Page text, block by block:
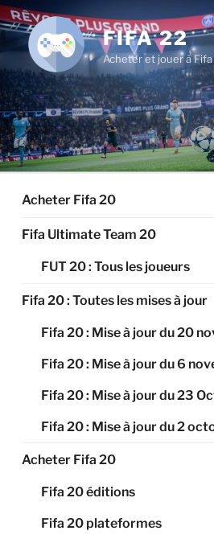
Aller
au
contenu
principal
FIFA 22
Acheter et jouer à
Acheter Fifa 20
Fifa Ultimate Team 20
FUT 20 : Tous les joueurs
Fifa 20 : Toutes les mises à jour
Fifa 20 : Mise à jour du 20
Fifa 20 : Mise à jour du 6
Fifa 20 : Mise à jour du 23
Fifa 20 : Mise à jour du 2
Acheter Fifa 20
Fifa 20 éditions
Fifa 20 plateformes